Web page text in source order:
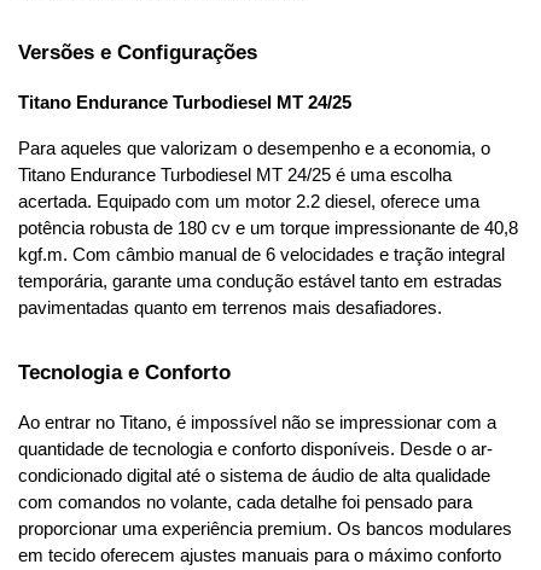
Versões e Configurações
Titano Endurance Turbodiesel MT 24/25
Para aqueles que valorizam o desempenho e a economia, o
Titano Endurance Turbodiesel MT 24/25 é uma escolha
acertada. Equipado com um motor 2.2 diesel, oferece uma
potência robusta de 180 cv e um torque impressionante de 40,8
kgf.m. Com câmbio manual de 6 velocidades e tração integral
temporária, garante uma condução estável tanto em estradas
pavimentadas quanto em terrenos mais desafiadores.
Tecnologia e Conforto
Ao entrar no Titano, é impossível não se impressionar com a
quantidade de tecnologia e conforto disponíveis. Desde o ar-
condicionado digital até o sistema de áudio de alta qualidade
com comandos no volante, cada detalhe foi pensado para
proporcionar uma experiência premium. Os bancos modulares
em tecido oferecem ajustes manuais para o máximo conforto